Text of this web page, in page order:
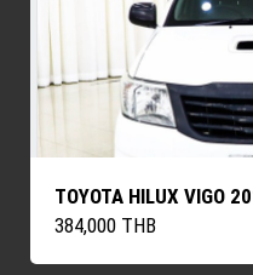
TOYOTA HILUX VIGO
384,000 THB